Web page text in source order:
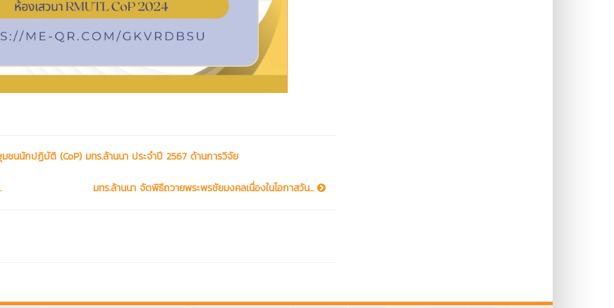
ชนนักปฏิบัติ (CoP) มทร.ล้านนา ประจำปี 2567 ด้านการวิจัย
มทร.ล้านนา จัดพิธีถวายพระพรชัยมงคลเนื่องในโอกาสวัน...